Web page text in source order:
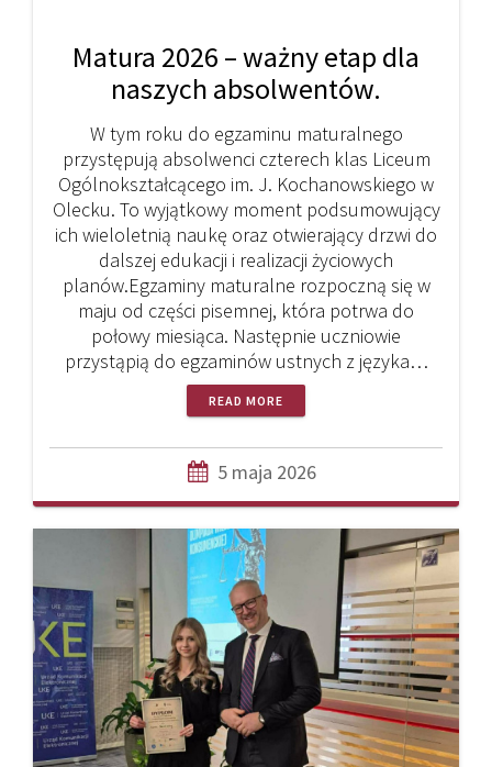
Matura 2026 – ważny etap dla
naszych absolwentów.
W tym roku do egzaminu maturalnego
przystępują absolwenci czterech klas Liceum
Ogólnokształcącego im. J. Kochanowskiego w
Olecku. To wyjątkowy moment podsumowujący
ich wieloletnią naukę oraz otwierający drzwi do
dalszej edukacji i realizacji życiowych
planów.Egzaminy maturalne rozpoczną się w
maju od części pisemnej, która potrwa do
połowy miesiąca. Następnie uczniowie
przystąpią do egzaminów ustnych z języka…
READ MORE
5 maja 2026